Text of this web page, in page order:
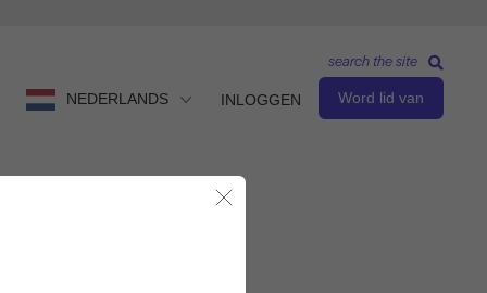
NEDERLANDS INLOGGEN Word lid van
search the site